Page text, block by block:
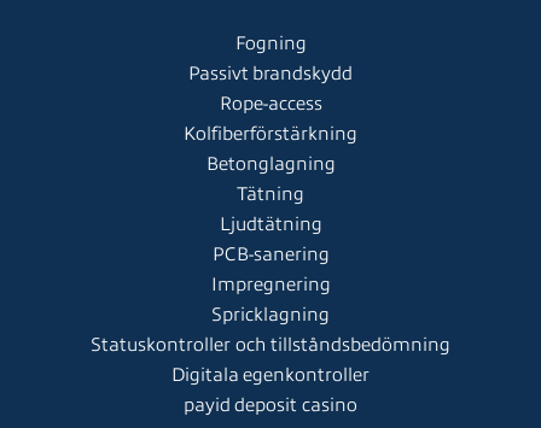
Fogning
Passivt brandskydd
Rope-access
Kolfiberförstärkning
Betonglagning
Tätning
Ljudtätning
PCB-sanering
Impregnering
Spricklagning
Statuskontroller och tillståndsbedömning
Digitala egenkontroller
payid deposit casino